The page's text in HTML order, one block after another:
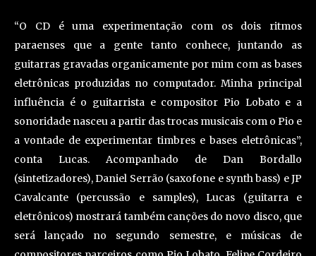
“O CD é uma experimentação com os dois ritmos
paraenses que a gente tanto conhece, juntando as
guitarras gravadas organicamente por mim com as bases
eletrônicas produzidas no computador. Minha principal
influência é o guitarrista e compositor Pio Lobato e a
sonoridade nasceu a partir das trocas musicais com o Pio e
a vontade de experimentar timbres e bases eletrônicas”,
conta Lucas. Acompanhado de Dan Bordallo
(sintetizadores), Daniel Serrão (saxofone e synth bass) e JP
Cavalcante (percussão e samples), Lucas (guitarra e
eletrônicos) mostrará também canções do novo disco, que
será lançado no segundo semestre, e músicas de